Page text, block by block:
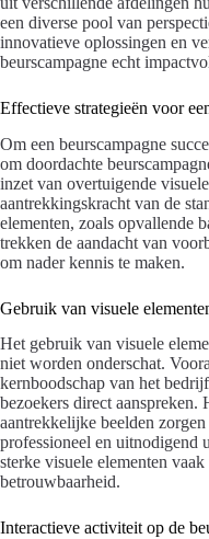
een diverse pool van
innovatieve oplossingen en
beurscampagne echt
Effectieve strategieën voor
Om een beurscampagne
om doordachte
inzet van overtuigende
aantrekkingskracht van de
elementen, zoals opvallende
trekken de aandacht van
om nader kennis te maken.
Gebruik van visuele
Het gebruik van visuele
niet worden onderschat.
kernboodschap van het
bezoekers direct aanspreken.
aantrekkelijke beelden
professioneel en uitnodigend
sterke visuele elementen
betrouwbaarheid.
Interactieve activiteit op de